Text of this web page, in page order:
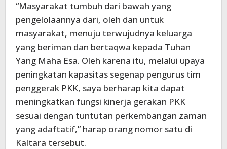
“Masyarakat tumbuh dari bawah yang
pengelolaannya dari, oleh dan untuk
masyarakat, menuju terwujudnya keluarga
yang beriman dan bertaqwa kepada Tuhan
Yang Maha Esa. Oleh karena itu, melalui upaya
peningkatan kapasitas segenap pengurus tim
penggerak PKK, saya berharap kita dapat
meningkatkan fungsi kinerja gerakan PKK
sesuai dengan tuntutan perkembangan zaman
yang adaftatif,” harap orang nomor satu di
Kaltara tersebut.